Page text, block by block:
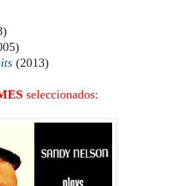
(2013)
seleccionados: